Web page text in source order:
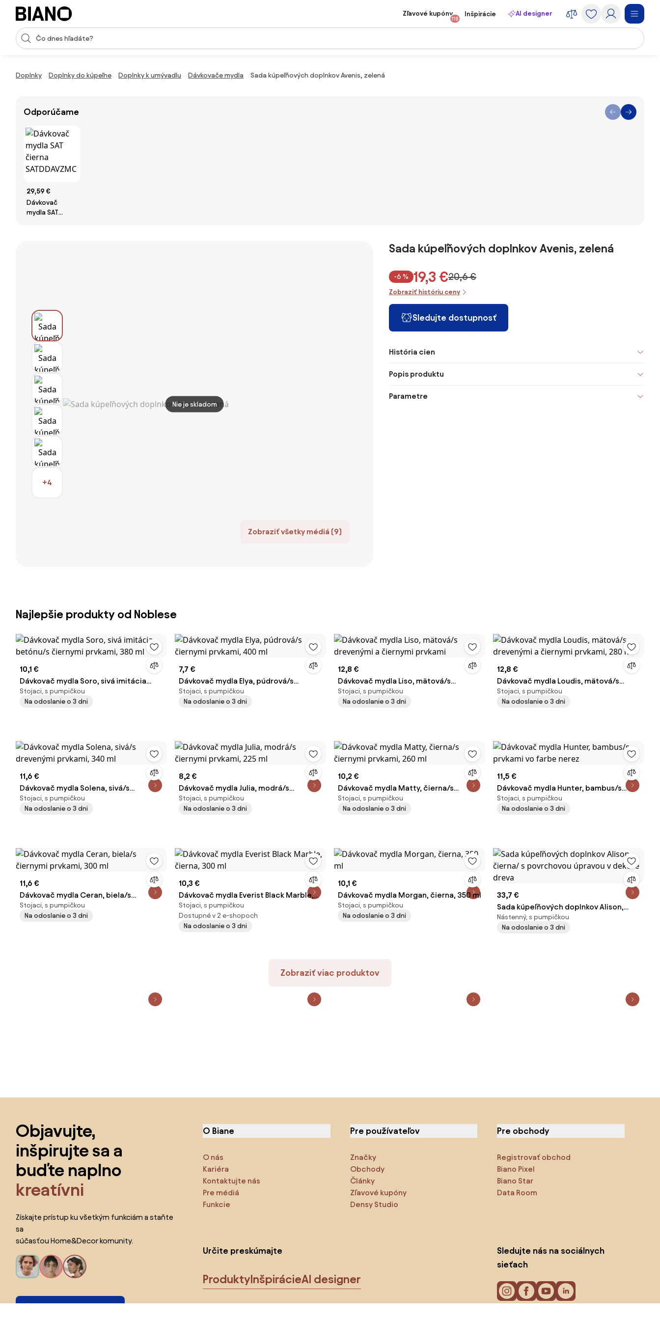
Preskočiť navigáciu, prejsť na obsah
Vstup pre vyhľadávanie
Zľavové kupóny
118
Inšpirácie AI designer
Doplnky Doplnky do kúpeľne Doplnky k umývadlu Dávkovače mydla Sada kúpeľňových doplnkov Avenis, zelená
Odporúčame
29,59 €
Dávkovač
mydla SAT
+4
Zobraziť všetky médiá (9)
Nie je skladom
Sada kúpeľňových doplnkov Avenis, zelená
-6 % 19,3 €20,6 €
Zobraziť históriu ceny
Sledujte dostupnosť
História cien
Popis produktu
Parametre
Najlepšie produkty od Noblese
10,1 €
Dávkovač mydla Soro, sivá imitácia
betónu/s čiernymi prvkami, 380 ml
Stojaci, s pumpičkou
Na odoslanie o 3 dni
7,7 €
Dávkovač mydla Elya, púdrová/s
čiernymi prvkami, 400 ml
Stojaci, s pumpičkou
Na odoslanie o 3 dni
12,8 €
Dávkovač mydla Liso, mätová/s
drevenými a čiernymi prvkami
Stojaci, s pumpičkou
Na odoslanie o 3 dni
12,8 €
Dávkovač mydla Loudis, mätová/s
drevenými a čiernymi prvkami, 280 ml
Stojaci, s pumpičkou
Na odoslanie o 3 dni
11,6 €
Dávkovač mydla Solena, sivá/s
drevenými prvkami, 340 ml
Stojaci, s pumpičkou
Na odoslanie o 3 dni
8,2 €
Dávkovač mydla Julia, modrá/s
čiernymi prvkami, 225 ml
Stojaci, s pumpičkou
Na odoslanie o 3 dni
10,2 €
Dávkovač mydla Matty, čierna/s
čiernymi prvkami, 260 ml
Stojaci, s pumpičkou
Na odoslanie o 3 dni
11,5 €
Dávkovač mydla Hunter, bambus/s
prvkami vo farbe nerez
Stojaci, s pumpičkou
Na odoslanie o 3 dni
11,6 €
Dávkovač mydla Ceran, biela/s
čiernymi prvkami, 300 ml
Stojaci, s pumpičkou
Na odoslanie o 3 dni
10,3 €
Dávkovač mydla Everist Black Marble,
čierna, 300 ml
Stojaci, s pumpičkou
Dostupné v 2 e-shopoch
Na odoslanie o 3 dni
10,1 €
Dávkovač mydla Morgan, čierna, 350 ml
Stojaci, s pumpičkou
Na odoslanie o 3 dni
33,7 €
Sada kúpeľňových doplnkov Alison,
čierna/ s povrchovou úpravou v dekore
dreva
Nástenný, s pumpičkou
Na odoslanie o 3 dni
Zobraziť viac produktov
Objavujte,
inšpirujte sa a
buďte naplno
kreatívni
Získajte prístup ku všetkým funkciám a staňte
sa
súčasťou Home&Decor komunity.
O Biane
O nás
Kariéra
Kontaktujte nás
Pre médiá
Funkcie
Pre používateľov
Značky
Obchody
Články
Zľavové kupóny
Densy Studio
Pre obchody
Registrovať obchod
Biano Pixel
Biano Star
Data Room
Určite preskúmajte
ProduktyInšpirácieAI designer
Sledujte nás na sociálnych
sieťach